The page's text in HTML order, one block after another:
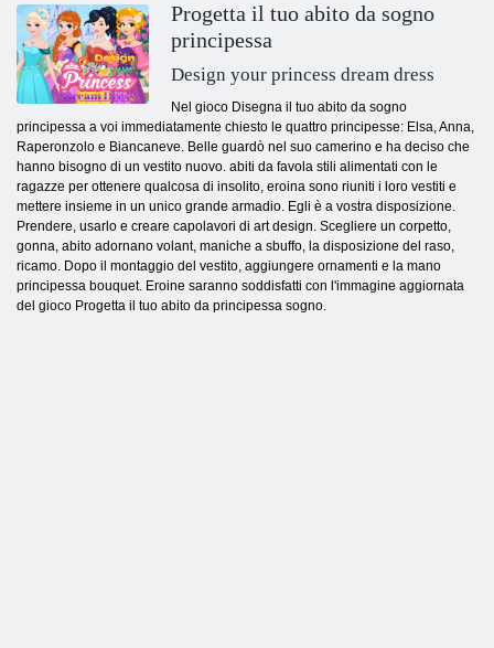
Progetta il tuo abito da sogno
principessa
Design your princess dream dress
Nel gioco Disegna il tuo abito da sogno
principessa a voi immediatamente chiesto le quattro principesse: Elsa, Anna,
Raperonzolo e Biancaneve. Belle guardò nel suo camerino e ha deciso che
hanno bisogno di un vestito nuovo. abiti da favola stili alimentati con le
ragazze per ottenere qualcosa di insolito, eroina sono riuniti i loro vestiti e
mettere insieme in un unico grande armadio. Egli è a vostra disposizione.
Prendere, usarlo e creare capolavori di art design. Scegliere un corpetto,
gonna, abito adornano volant, maniche a sbuffo, la disposizione del raso,
ricamo. Dopo il montaggio del vestito, aggiungere ornamenti e la mano
principessa bouquet. Eroine saranno soddisfatti con l'immagine aggiornata
del gioco Progetta il tuo abito da principessa sogno.